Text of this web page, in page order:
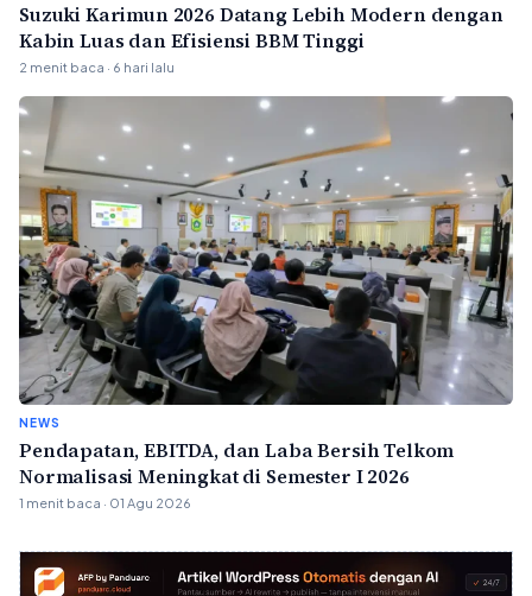
Suzuki Karimun 2026 Datang Lebih Modern dengan
Kabin Luas dan Efisiensi BBM Tinggi
2 menit baca · 6 hari lalu
NEWS
Pendapatan, EBITDA, dan Laba Bersih Telkom
Normalisasi Meningkat di Semester I 2026
1 menit baca · 01 Agu 2026